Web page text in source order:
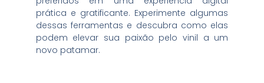
prática e gratificante. Experimente algumas
dessas ferramentas e descubra como elas
podem elevar sua paixão pelo vinil a um
novo patamar.